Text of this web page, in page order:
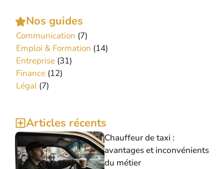
Nos guides
Communication (7)
Emploi & Formation (14)
Entreprise (31)
Finance (12)
Légal (7)
Articles récents
Chauffeur de taxi :
avantages et inconvénients
du métier